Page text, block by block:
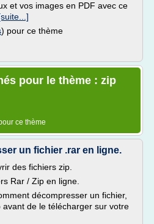
et vos images en PDF avec ce
) pour ce thème
pour le thème : zip
ce thème
un fichier .rar en ligne.
des fichiers zip.
Rar / Zip en ligne.
décompresser un fichier,
de le télécharger sur votre